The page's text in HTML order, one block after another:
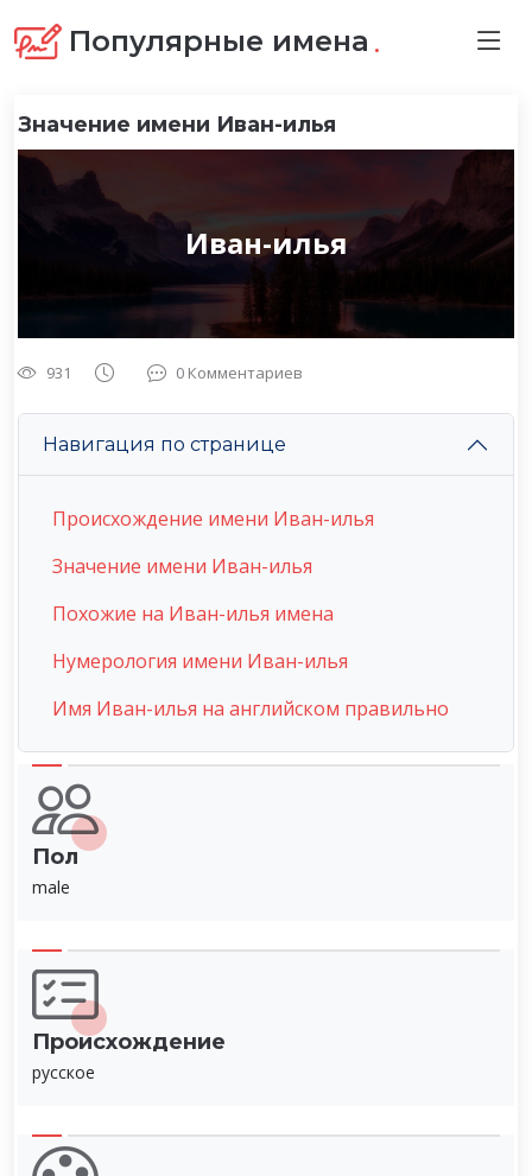
Популярные имена .
Значение имени Иван-илья
Иван-илья
931 0 Комментариев
Навигация по странице
Происхождение имени Иван-илья
Значение имени Иван-илья
Похожие на Иван-илья имена
Нумерология имени Иван-илья
Имя Иван-илья на английском правильно
Пол
male
Происхождение
русское